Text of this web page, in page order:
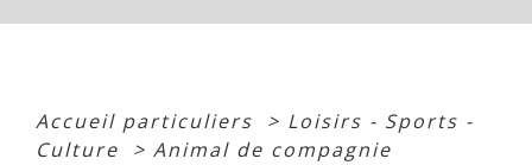
Accueil particuliers > Loisirs - Sports -
Culture
> Animal de compagnie